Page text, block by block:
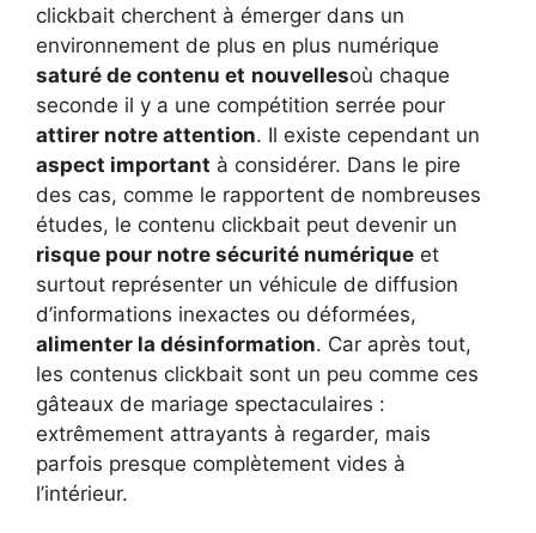
clickbait cherchent à émerger dans un
environnement de plus en plus numérique
saturé de contenu et nouvellesoù chaque
seconde il y a une compétition serrée pour
attirer notre attention. Il existe cependant un
aspect important à considérer. Dans le pire
des cas, comme le rapportent de nombreuses
études, le contenu clickbait peut devenir un
risque pour notre sécurité numérique et
surtout représenter un véhicule de diffusion
d’informations inexactes ou déformées,
alimenter la désinformation. Car après tout,
les contenus clickbait sont un peu comme ces
gâteaux de mariage spectaculaires :
extrêmement attrayants à regarder, mais
parfois presque complètement vides à
l’intérieur.